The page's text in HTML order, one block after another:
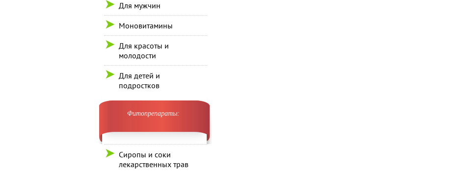
Для мужчин
Моновитамины
Для красоты и
молодости
Для детей и
подростков
Фитопрепараты:
Сиропы и соки
лекарственных трав